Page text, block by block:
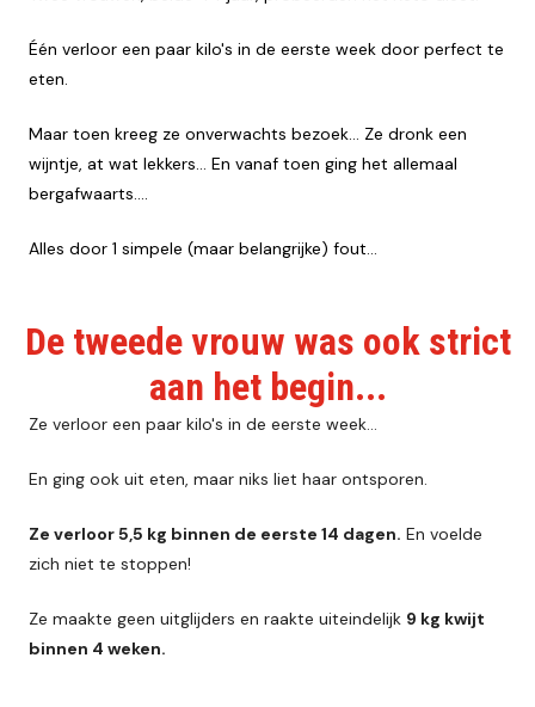
Één verloor een paar kilo's in de eerste week door perfect te
eten.
Maar toen kreeg ze onverwachts bezoek… Ze dronk een
wijntje, at wat lekkers… En vanaf toen ging het allemaal
bergafwaarts....
Alles door 1 simpele (maar belangrijke) fout…
De tweede vrouw was ook strict
aan het begin...
Ze verloor een paar kilo's in de eerste week…
En ging ook uit eten, maar niks liet haar ontsporen.
Ze verloor 5,5 kg binnen de eerste 14 dagen. En voelde
zich niet te stoppen!
Ze maakte geen uitglijders en raakte uiteindelijk 9 kg kwijt
binnen 4 weken.